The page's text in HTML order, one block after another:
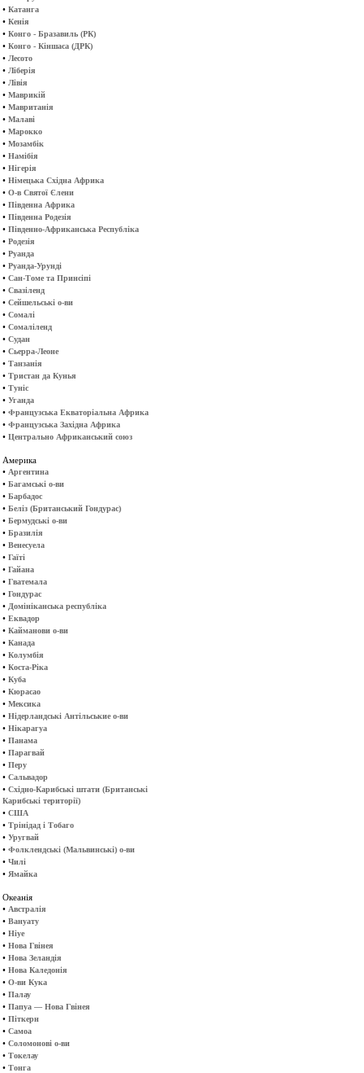
• Катанга
• Кенія
• Конго - Бразавиль (РК)
• Конго - Кіншаса (ДРК)
• Лесото
• Ліберія
• Лівія
• Маврикій
• Мавританія
• Малаві
• Марокко
• Мозамбік
• Намібія
• Нігерія
• Німецька Східна Африка
• О-в Святої Єлени
• Південна Африка
• Південна Родезія
• Південно-Африканська Республіка
• Родезія
• Руанда
• Руанда-Урунді
• Сан-Томе та Принсіпі
• Свазіленд
• Сейшельські о-ви
• Сомалі
• Сомаліленд
• Судан
• Сьерра-Леоне
• Танзанія
• Тристан да Кунья
• Туніс
• Уганда
• Французська Екваторіальна Африка
• Французська Західна Африка
• Центрально Африканський союз
Америка
• Аргентина
• Багамські о-ви
• Барбадос
• Беліз (Британський Гондурас)
• Бермудські о-ви
• Бразилія
• Венесуела
• Гаїті
• Гайана
• Гватемала
• Гондурас
• Домініканська республіка
• Еквадор
• Кайманови о-ви
• Канада
• Колумбія
• Коста-Ріка
• Куба
• Кюрасао
• Мексика
• Нідерландські Антільськие о-ви
• Нікарагуа
• Панама
• Парагвай
• Перу
• Сальвадор
• Східно-Карибські штати (Британські
Карибські території)
• США
• Трінідад і Тобаго
• Уругвай
• Фолклендські (Мальвинські) о-ви
• Чилі
• Ямайка
Океанія
• Австралія
• Вануату
• Ніуе
• Нова Гвінея
• Нова Зеландія
• Нова Каледонія
• О-ви Кука
• Палау
• Папуа — Нова Гвінея
• Піткерн
• Самоа
• Соломонові о-ви
• Токелау
• Тонга